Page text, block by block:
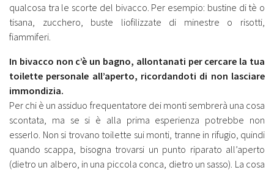
qualcosa tra le scorte del bivacco. Per esempio: bustine di tè o
tisana, zucchero, buste liofilizzate di minestre o risotti,
fiammiferi.
In bivacco non c’è un bagno, allontanati per cercare la tua
toilette personale all’aperto, ricordandoti di non lasciare
immondizia.
Per chi è un assiduo frequentatore dei monti sembrerà una cosa
scontata, ma se si è alla prima esperienza potrebbe non
esserlo. Non si trovano toilette sui monti, tranne in rifugio, quindi
quando scappa, bisogna trovarsi un punto riparato all’aperto
(dietro un albero, in una piccola conca, dietro un sasso). La cosa